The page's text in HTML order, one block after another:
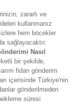
zararlı ve
kullanmanız
hem böcekler
sağlayacaktır.
Nasıl
bir şekilde,
fidan gönderim
içerisinde Türkiye'nin
gönderilmeden
süresi